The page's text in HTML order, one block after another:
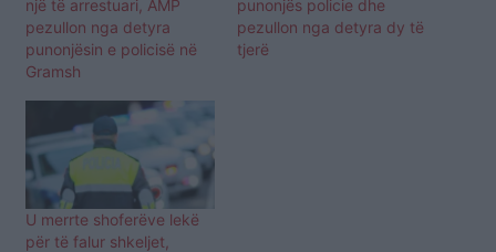
një të arrestuari, AMP
pezullon nga detyra
punonjësin e policisë në
Gramsh
punonjës policie dhe
pezullon nga detyra dy të
tjerë
U merrte shoferëve lekë
për të falur shkeljet,